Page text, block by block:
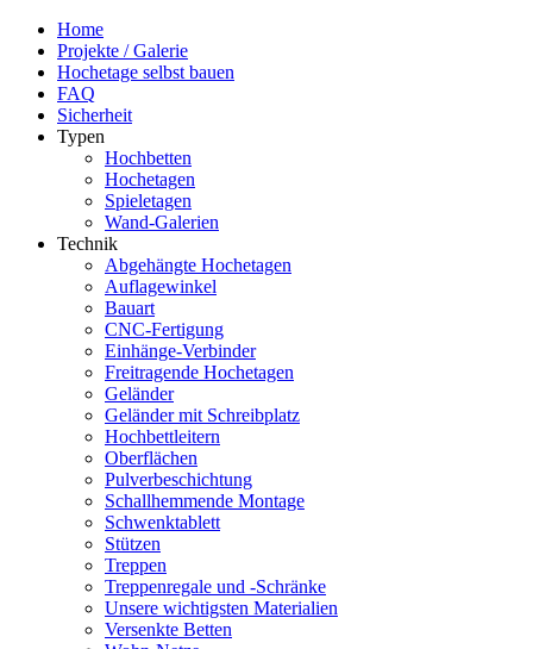
Home
Projekte / Galerie
Hochetage selbst bauen
FAQ
Sicherheit
Typen
Hochbetten
Hochetagen
Spieletagen
Wand-Galerien
Technik
Abgehängte Hochetagen
Auflagewinkel
Bauart
CNC-Fertigung
Einhänge-Verbinder
Freitragende Hochetagen
Geländer
Geländer mit Schreibplatz
Hochbettleitern
Oberflächen
Pulverbeschichtung
Schallhemmende Montage
Schwenktablett
Stützen
Treppen
Treppenregale und -Schränke
Unsere wichtigsten Materialien
Versenkte Betten